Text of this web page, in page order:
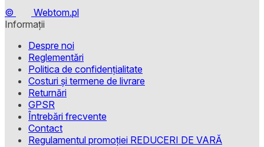
©
Webtom.pl
Informații
Despre noi
Reglementări
Politica de confidențialitate
Costuri și termene de livrare
Returnări
GPSR
Întrebări frecvente
Contact
Regulamentul promoției REDUCERI DE VARĂ